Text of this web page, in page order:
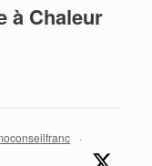
à Chaleur
·